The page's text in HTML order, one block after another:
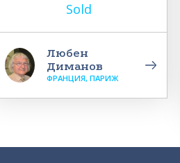
Sold
Любен
Диманов
ФРАНЦИЯ, ПАРИЖ